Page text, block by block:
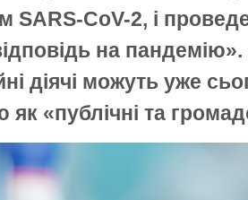
SARS-CoV-2, і
на
діячі можуть уже
«публічні та